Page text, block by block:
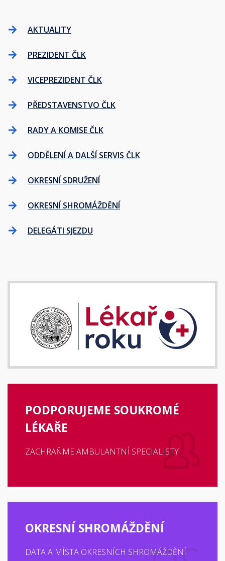
AKTUALITY
PREZIDENT ČLK
VICEPREZIDENT ČLK
PŘEDSTAVENSTVO ČLK
RADY A KOMISE ČLK
ODDĚLENÍ A DALŠÍ SERVIS ČLK
OKRESNÍ SDRUŽENÍ
OKRESNÍ SHROMÁŽDĚNÍ
DELEGÁTI SJEZDU
PODPORUJEME SOUKROMÉ
LÉKAŘE
ZACHRAŇME AMBULANTNÍ SPECIALISTY
OKRESNÍ SHROMÁŽDĚNÍ
DATA A MÍSTA OKRESNÍCH SHROMÁŽDĚNÍ